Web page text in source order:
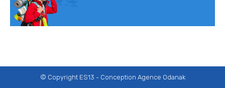
© Copyright ES13 - Conception Agence Odanak